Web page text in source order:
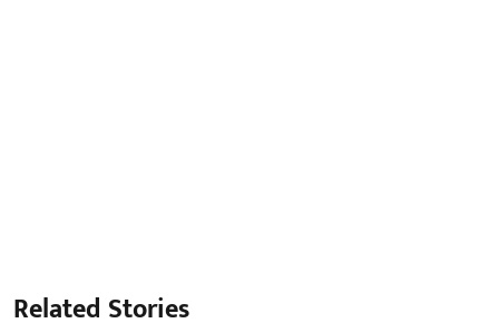
Related Stories